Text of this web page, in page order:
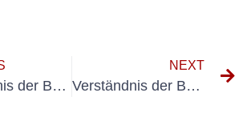
Verständnis der Bedeutung von BGV A3- und DGUV 3 -Standards für die Sicherheit am Arbeitsplatz
NEXT
Verständnis der Bedeutung von BGV A3 in elektrischen Systemen und Geräten